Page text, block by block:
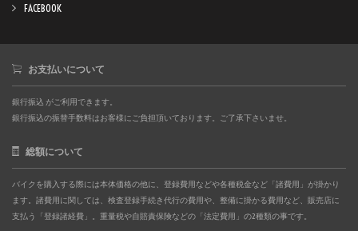
FACEBOOK
お支払いについて
銀行振込 がご利用できます。
銀行振込の振替手数料はお客様にご負担頂いております。ご了承下さいませ。
総額について
バイクを購入する際には本体価格の他に、登録費用などや各種税金など「諸費用」が掛かり
ます。諸費用に関しては、検査登録手続き代行の費用や、整備に掛かる費用など、販売店に
支払う「登録諸経費」。重量税や自賠責保険などの「法定費用」の2種類の事です。